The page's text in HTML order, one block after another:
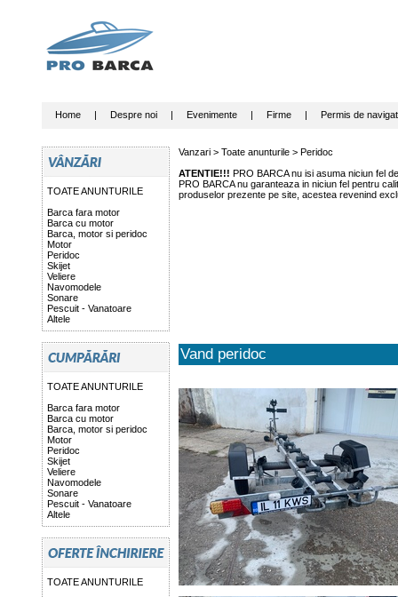
Home| Despre noi| Evenimente| Firme| Permis de
TOATE ANUNTURILE
Barca fara motor
Barca cu motor
Barca, motor si peridoc
Motor
Peridoc
Skijet
Veliere
Navomodele
Sonare
Pescuit - Vanatoare
Altele
TOATE ANUNTURILE
Barca fara motor
Barca cu motor
Barca, motor si peridoc
Motor
Peridoc
Skijet
Veliere
Navomodele
Sonare
Pescuit - Vanatoare
Altele
TOATE ANUNTURILE
Vanzari > Toate anunturile> Peridoc
ATENTIE!!! PRO BARCA nu isi asuma niciun fel
PRO BARCA nu garanteaza in niciun fel pentru
produselor prezente pe site, acestea revenind
Vand peridoc